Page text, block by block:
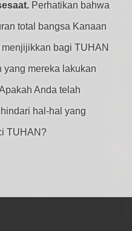
Perhatikan bahwa
total bangsa Kanaan
bagi TUHAN
mereka lakukan
Anda telah
hal-hal yang
TUHAN?